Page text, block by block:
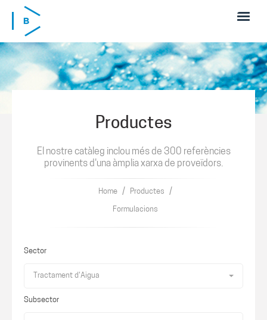
Skip to main content
Productes
El nostre catàleg inclou més de 300 referències
provinents d'una àmplia xarxa de proveïdors.
Home / Productes /
Formulacions
Sector
Tractament d'Aigua
Subsector